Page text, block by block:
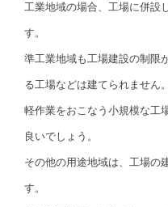
工業地域の場合、工場に併設
す。
準工業地域も工場建設の制限
る工場などは建てられません。
軽作業をおこなう小規模な工
良いでしょう。
その他の用途地域は、工場の
す。